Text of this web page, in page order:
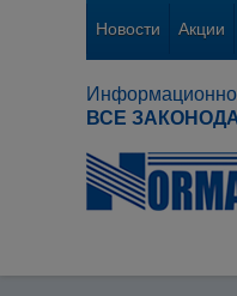
Новости Акции
ВСЕ